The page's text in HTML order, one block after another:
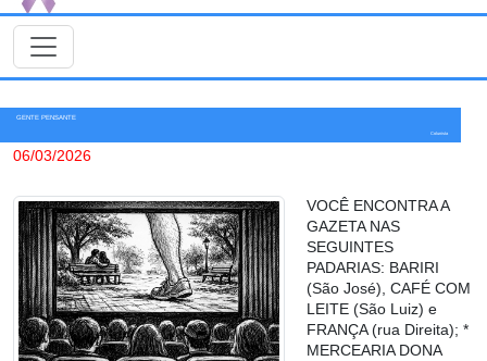
GENTE PENSANTE
Colunista
06/03/2026
VOCÊ ENCONTRA A
GAZETA NAS
SEGUINTES
PADARIAS: BARIRI
(São José), CAFÉ COM
LEITE (São Luiz) e
FRANÇA (rua Direita); *
MERCEARIA DONA